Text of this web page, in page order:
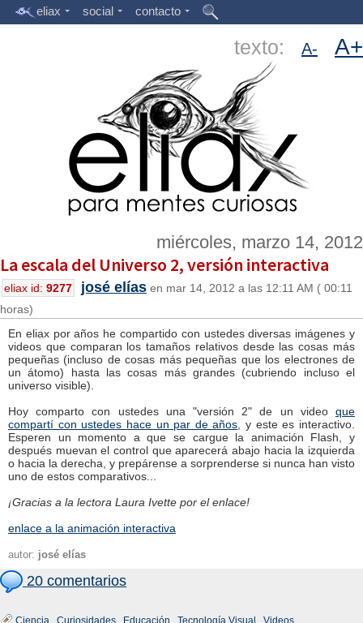
eliax social contacto
texto: A- A+
miércoles, marzo 14, 2012
La escala del Universo 2, versión interactiva
eliax id: 9277 josé elías en mar 14, 2012 a las 12:11 AM ( 00:11
horas)
En eliax por años he compartido con ustedes diversas imágenes y
videos que comparan los tamaños relativos desde las cosas más
pequeñas (incluso de cosas más pequeñas que los electrones de
un átomo) hasta las cosas más grandes (cubriendo incluso el
universo visible).
Hoy comparto con ustedes una "versión 2" de un video que
compartí con ustedes hace un par de años , y este es interactivo.
Esperen un momento a que se cargue la animación Flash, y
después muevan el control que aparecerá abajo hacia la izquierda
o hacia la derecha, y prepárense a sorprenderse si nunca han visto
uno de estos comparativos...
¡Gracias a la lectora Laura Ivette por el enlace!
enlace a la animación interactiva
autor: josé elías
20 comentarios
Ciencia , Curiosidades , Educación , Tecnología Visual , Videos